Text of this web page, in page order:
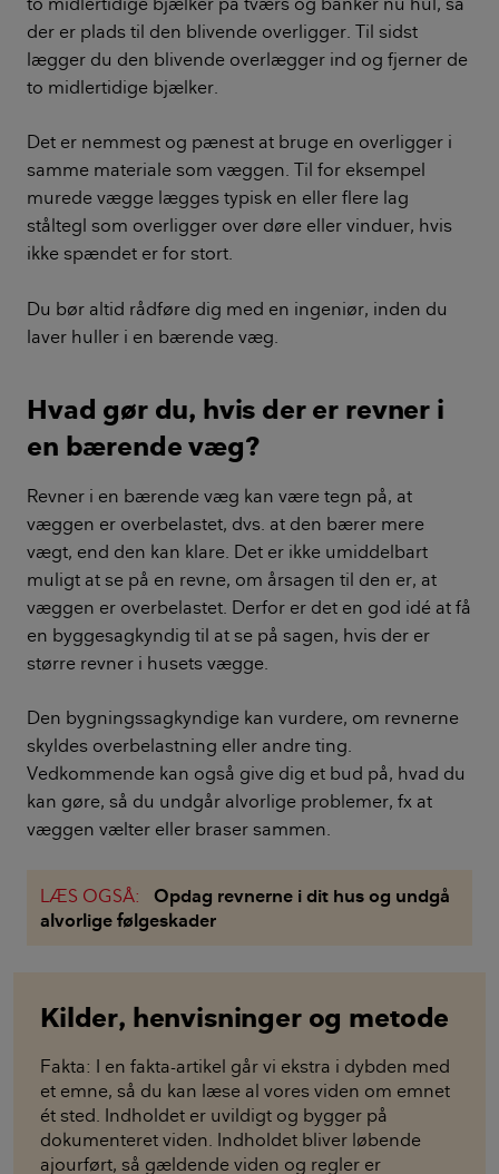
der er plads til den blivende overligger. Til sidst
lægger du den blivende overlægger ind og fjerner de
to midlertidige bjælker.
Det er nemmest og pænest at bruge en overligger i
samme materiale som væggen. Til for eksempel
murede vægge lægges typisk en eller flere lag
ståltegl som overligger over døre eller vinduer, hvis
ikke spændet er for stort.
Du bør altid rådføre dig med en ingeniør, inden du
laver huller i en bærende væg.
Hvad gør du, hvis der er revner i
en bærende væg?
Revner i en bærende væg kan være tegn på, at
væggen er overbelastet, dvs. at den bærer mere
vægt, end den kan klare. Det er ikke umiddelbart
muligt at se på en revne, om årsagen til den er, at
væggen er overbelastet. Derfor er det en god idé at få
en byggesagkyndig til at se på sagen, hvis der er
større revner i husets vægge.
Den bygningssagkyndige kan vurdere, om revnerne
skyldes overbelastning eller andre ting.
Vedkommende kan også give dig et bud på, hvad du
kan gøre, så du undgår alvorlige problemer, fx at
væggen vælter eller braser sammen.
LÆS OGSÅ:
Opdag revnerne i dit hus og undgå
alvorlige følgeskader
Kilder, henvisninger og metode
Fakta: I en fakta-artikel går vi ekstra i dybden med
et emne, så du kan læse al vores viden om emnet
ét sted. Indholdet er uvildigt og bygger på
dokumenteret viden. Indholdet bliver løbende
ajourført, så gældende viden og regler er